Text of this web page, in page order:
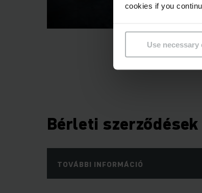
cookies if you
Use
Bérleti szerződések
TOVÁBBI INFORMÁCIÓ